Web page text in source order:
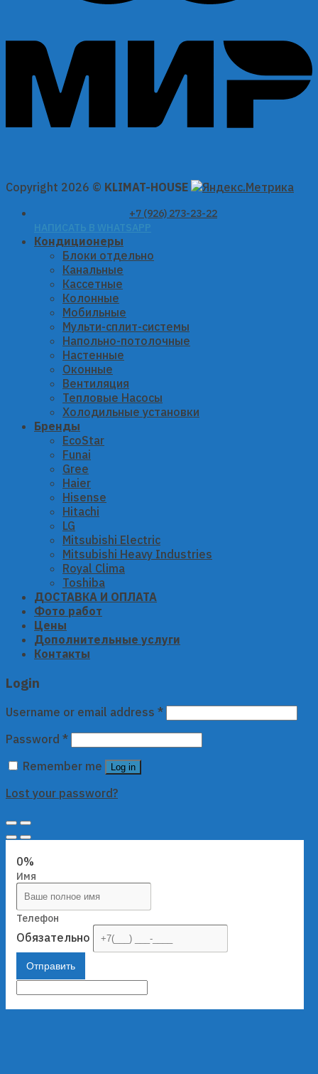
Copyright 2026 © KLIMAT-HOUSE
+7 (926) 273-23-22
НАПИСАТЬ В WHATSAPP
Кондиционеры
Блоки отдельно
Канальные
Кассетные
Колонные
Мобильные
Мульти-сплит-системы
Напольно-потолочные
Настенные
Оконные
Вентиляция
Тепловые Насосы
Холодильные установки
Бренды
EcoStar
Funai
Gree
Haier
Hisense
Hitachi
LG
Mitsubishi Electric
Mitsubishi Heavy Industries
Royal Clima
Toshiba
ДОСТАВКА И ОПЛАТА
Фото работ
Цены
Дополнительные услуги
Контакты
Login
Username or email address *
Password *
Remember me
Log in
Lost your password?
0%
Имя
Телефон
Обязательно
Отправить